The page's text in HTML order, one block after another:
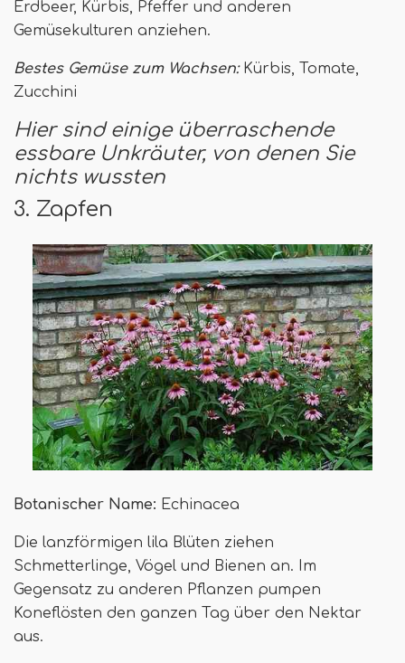
Erdbeer, Kürbis, Pfeffer und anderen
Gemüsekulturen anziehen.
Bestes Gemüse zum Wachsen: Kürbis, Tomate,
Zucchini
Hier sind einige überraschende
essbare Unkräuter, von denen Sie
nichts wussten
3. Zapfen
Botanischer Name: Echinacea
Die lanzförmigen lila Blüten ziehen
Schmetterlinge, Vögel und Bienen an. Im
Gegensatz zu anderen Pflanzen pumpen
Koneflösten den ganzen Tag über den Nektar
aus.